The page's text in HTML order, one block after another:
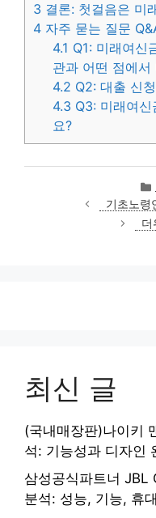
3 결론: 첫걸음은 미
4 자주 묻는 질문
4.1 Q1: 미래여신
관과 어떤 점에서
4.2 Q2: 대출 신
4.3 Q3: 미래여
요?
기초노령
더
최신 글
(국내매장판)나이키
석: 기능성과 디자인
삼성공식파트너 JBL
분석: 성능, 기능, 휴